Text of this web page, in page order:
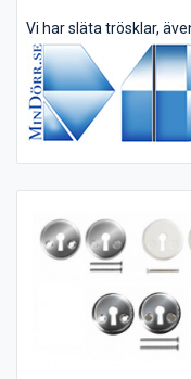
Vi har släta trösklar,
och ventilerade
Trösklarna är av ek